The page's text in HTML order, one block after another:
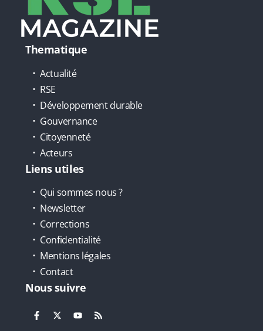
Thematique
Actualité
RSE
Développement durable
Gouvernance
Citoyenneté
Acteurs
Liens utiles
Qui sommes nous ?
Newsletter
Corrections
Confidentialité
Mentions légales
Contact
Nous suivre